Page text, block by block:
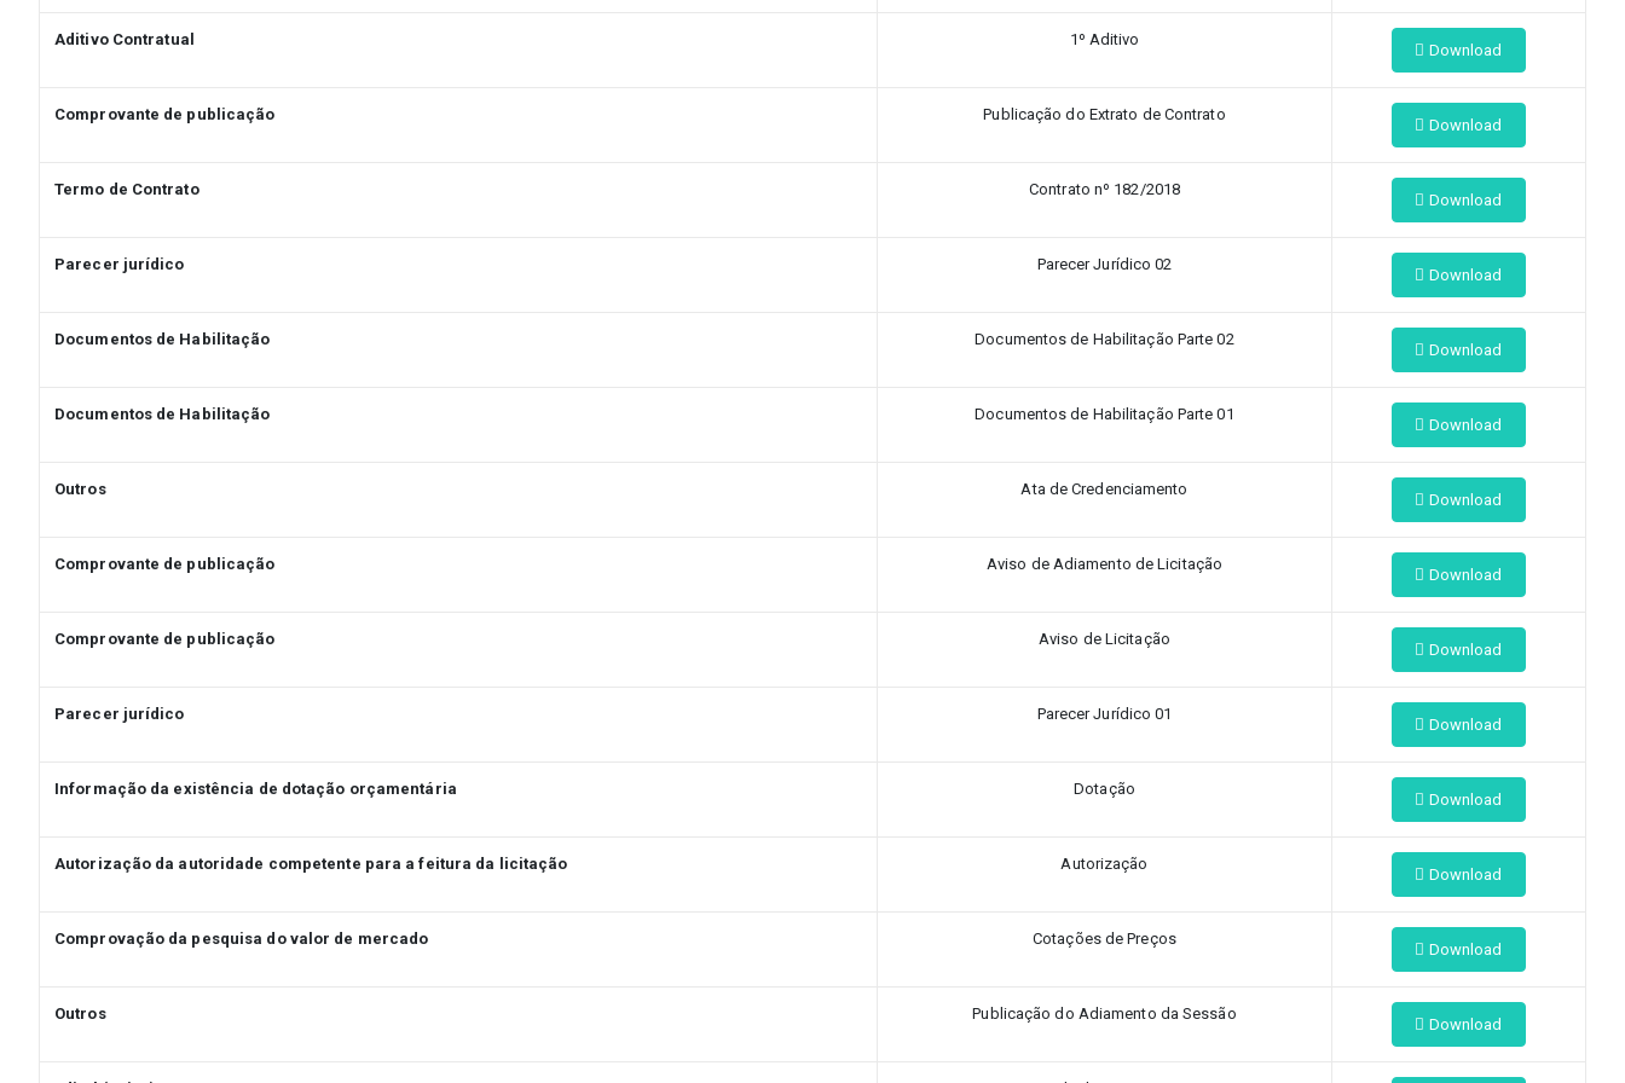
Aditivo Contratual 1º Aditivo
Download
Comprovante de publicação Publicação do Extrato de Contrato
Download
Termo de Contrato Contrato nº 182/2018
Download
Parecer jurídico Parecer Jurídico 02
Download
Documentos de Habilitação Documentos de Habilitação Parte 02
Download
Documentos de Habilitação Documentos de Habilitação Parte 01
Download
Outros Ata de Credenciamento
Download
Comprovante de publicação Aviso de Adiamento de Licitação
Download
Comprovante de publicação Aviso de Licitação
Download
Parecer jurídico Parecer Jurídico 01
Download
Informação da existência de dotação orçamentária Dotação
Download
Autorização da autoridade competente para a feitura da licitação Autorização
Download
Comprovação da pesquisa do valor de mercado Cotações de Preços
Download
Outros Publicação do Adiamento da Sessão
Download